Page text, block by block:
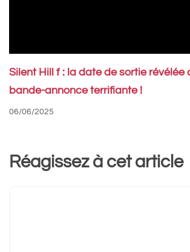
Silent Hill f : la date de sortie révélée
bande-annonce terrifiante !
06/06/2025
Réagissez à cet article